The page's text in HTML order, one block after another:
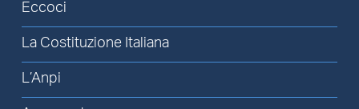
Eccoci
La Costituzione Italiana
L’Anpi